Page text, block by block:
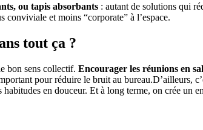
ou tapis absorbants : autant de solutions qui
conviviale et moins “corporate” à l’espace.
tout ça ?
bon sens collectif. Encourager les réunions en
pour réduire le bruit au bureau.D’ailleurs,
habitudes en douceur. Et à long terme, on crée